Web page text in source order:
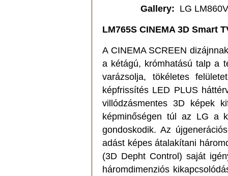
Gallery: LG LM860V
LM765S CINEMA 3D Smart
A CINEMA SCREEN
a kétágú, krómhatású talp a
varázsolja, tökéletes
képfrissítés LED PLUS
villódzásmentes 3D képek
képminőségen túl az LG a
gondoskodik. Az
adást képes átalakítani
(3D Depht Control) saját
háromdimenziós